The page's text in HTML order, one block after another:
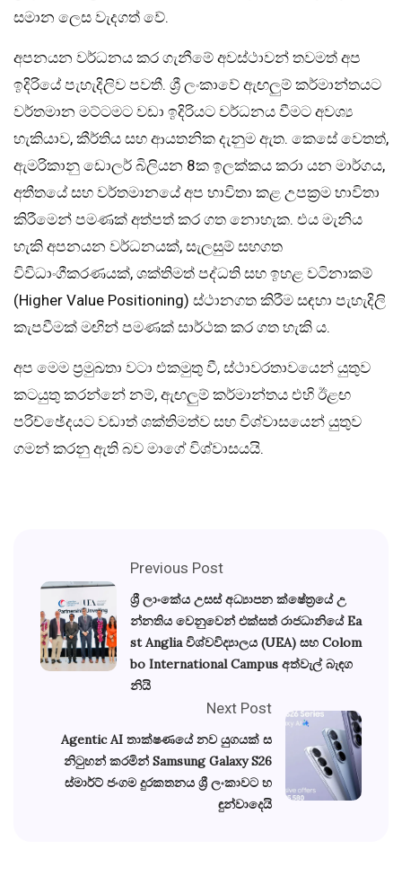
සමාන ලෙස වැදගත් වේ.
අපනයන වර්ධනය කර ගැනීමේ අවස්ථාවන් තවමත් අප
ඉදිරියේ පැහැදිලිව පවතී. ශ්‍රී ලංකාවේ ඇඟලුම් කර්මාන්තයට
වර්තමාන මට්ටමට වඩා ඉදිරියට වර්ධනය වීමට අවශ්‍ය
හැකියාව, කීර්තිය සහ ආයතනික දැනුම ඇත. කෙසේ වෙතත්,
ඇමරිකානු ඩොලර් බිලියන 8ක ඉලක්කය කරා යන මාර්ගය,
අතීතයේ සහ වර්තමානයේ අප භාවිතා කළ උපක්‍රම භාවිතා
කිරීමෙන් පමණක් අත්පත් කර ගත නොහැක. එය මැනිය
හැකි අපනයන වර්ධනයක්, සැලසුම් සහගත
විවිධාංගීකරණයක්, ශක්තිමත් පද්ධති සහ ඉහළ වටිනාකම්
(Higher Value Positioning) ස්ථානගත කිරීම සඳහා පැහැදිලි
කැපවීමක් මඟින් පමණක් සාර්ථක කර ගත හැකි ය.
අප මෙම ප්‍රමුඛතා වටා එකමුතු වී, ස්ථාවරතාවයෙන් යුතුව
කටයුතු කරන්නේ නම්, ඇඟලුම් කර්මාන්තය එහි ඊළඟ
පරිච්ඡේදයට වඩාත් ශක්තිමත්ව සහ විශ්වාසයෙන් යුතුව
ගමන් කරනු ඇති බව මාගේ විශ්වාසයයි.
Previous Post
ශ්‍රී ලාංකේය උසස් අධ්‍යාපන ක්ෂේත්‍රයේ උ
න්නතිය වෙනුවෙන් එක්සත් රාජධානියේ Ea
st Anglia විශ්වවිද්‍යාලය (UEA) සහ Colom
bo International Campus අත්වැල් බැඳග
නියි
Next Post
Agentic AI තාක්ෂණයේ නව යුගයක් ස
නිටුහන් කරමින් Samsung Galaxy S26
ස්මාර්ට් ජංගම දුරකතනය ශ්‍රී ලංකාවට හ
ඳුන්වාදෙයි